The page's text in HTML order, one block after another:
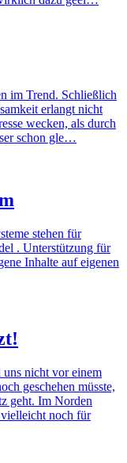
im Trend. Schließlich
erlangt nicht
wecken, als durch
schon gle…
stehen für
. Unterstützung für
Inhalte auf eigenen
nicht vor einem
geschehen müsste,
geht. Im Norden
noch für